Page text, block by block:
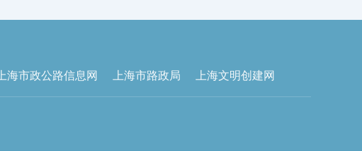
上海市政公路信息网 上海市路政局 上海文明创建网